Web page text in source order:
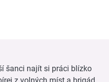
šanci najít si práci blízko
z volných míst a brigád